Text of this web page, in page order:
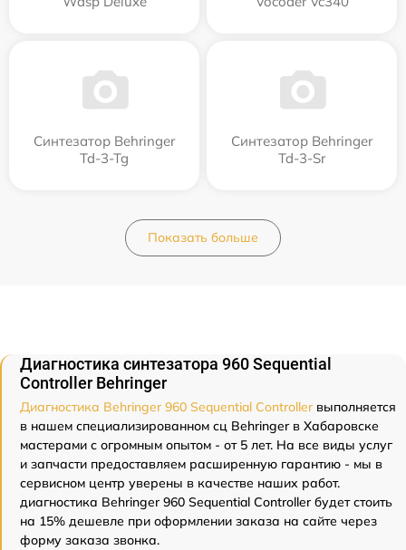
Синтезатор Behringer
Td-3-Tg
Синтезатор Behringer
Td-3-Sr
Показать больше
Диагностика синтезатора 960 Sequential
Controller Behringer
Диагностика Behringer 960 Sequential Controller выполняется
в нашем специализированном сц Behringer в Хабаровске
мастерами с огромным опытом - от 5 лет. На все виды услуг
и запчасти предоставляем расширенную гарантию - мы в
сервисном центр уверены в качестве наших работ.
диагностика Behringer 960 Sequential Controller будет стоить
на 15% дешевле при оформлении заказа на сайте через
форму заказа звонка.